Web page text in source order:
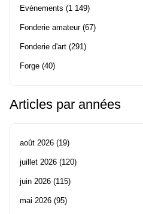
Evènements (1 149)
Fonderie amateur(67)
Fonderie d'art (291)
Forge (40)
Articles par années
août 2026 (19)
juillet 2026 (120)
juin 2026 (115)
mai 2026 (95)